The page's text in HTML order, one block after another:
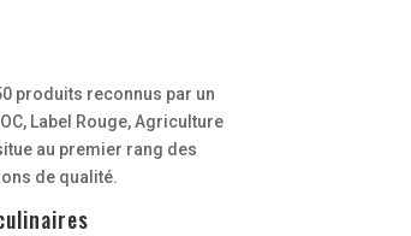
produits reconnus par un
Label Rouge, Agriculture
au premier rang des
de qualité.